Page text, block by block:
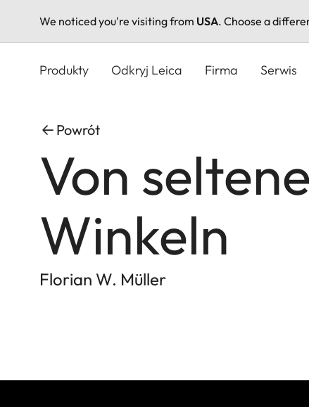
We noticed you're visiting from USA. Choose a
Produkty Odkryj Leica Firma Serwis
Powrót
Von
Winkeln
Florian W. Müller